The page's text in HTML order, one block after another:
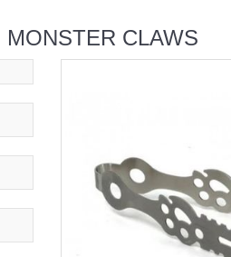
CLAWS